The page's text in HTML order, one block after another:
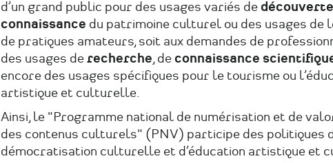
d’un grand public pour des usages variés dedécouverte
connaissance du patrimoine culturel ou des usages de
de pratiques amateurs, soit aux demandes de
des usages de recherche, de connaissance
encore des usages spécifiques pour le tourisme ou
artistique et culturelle.
Ainsi, le "Programme national de numérisation et de
des contenus culturels" (PNV) participe des politiques
démocratisation culturelle et d’éducation artistique et